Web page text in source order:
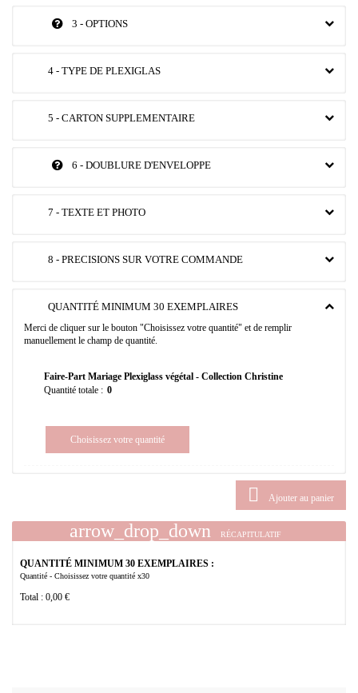
3 - OPTIONS
4 - TYPE DE PLEXIGLAS
5 - CARTON SUPPLEMENTAIRE
6 - DOUBLURE D'ENVELOPPE
7 - TEXTE ET PHOTO
8 - PRECISIONS SUR VOTRE COMMANDE
QUANTITÉ MINIMUM 30 EXEMPLAIRES
Merci de cliquer sur le bouton "Choisissez votre quantité" et de remplir
manuellement le champ de quantité.
Faire-Part Mariage Plexiglass végétal - Collection Christine
Quantité totale :
Choisissez votre quantité
 Ajouter au panier
arrow_drop_down RÉCAPITULATIF
QUANTITÉ MINIMUM 30 EXEMPLAIRES :
Quantité - Choisissez votre quantité x30
Total : 0,00 €